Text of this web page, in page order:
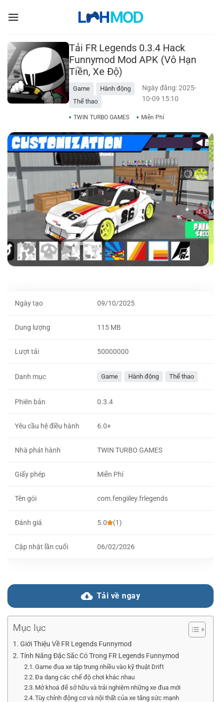
qua
dung
Tải FR Legends 0.3.4 Hack
Funnymod Mod APK (Vô Hạn
Tiền, Xe Độ)
Game
Hành động
Thể thao
Ngày đăng: 2025-
10-09 15:10
TWIN TURBO GAMES Miễn Phí
Ngày tạo 09/10/2025
Dung lượng 115 MB
Lượt tải 50000000
Danh mục Game Hành động Thể thao
Phiên bản 0.3.4
Yêu cầu hệ điều hành 6.0+
Nhà phát hành TWIN TURBO GAMES
Giấy phép Miễn Phí
Tên gói com.fengiiley.frlegends
Đánh giá 5.0 (1)
Cập nhật lần cuối 06/02/2026
Tải về ngay
Mục lục
Giới Thiệu Về FR Legends Funnymod
Tính Năng Đặc Sắc Có Trong FR Legends Funnymod
Game đua xe tập trung nhiều vào kỹ thuật Drift
Đa dạng các chế độ chơi khác nhau
Mở khoá để sở hữu và trải nghiệm những xe đua mới
Tùy chỉnh động cơ và nội thất của xe tăng sức mạnh